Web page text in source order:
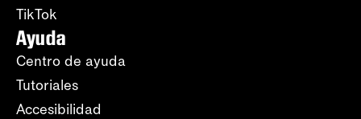
TikTok
Ayuda
Centro de ayuda
Tutoriales
Accesibilidad